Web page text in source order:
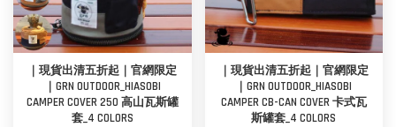
｜現貨出清五折起｜官網限定
｜GRN OUTDOOR_HIASOBI
CAMPER COVER 250 高山瓦斯罐
套_4 COLORS
｜現貨出清五折起｜官網限定
｜GRN OUTDOOR_HIASOBI
CAMPER CB-CAN COVER 卡式瓦
斯罐套_4 COLORS